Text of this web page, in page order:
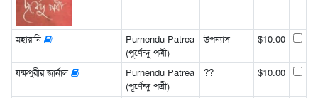
মহারানি
Purnendu Patrea
(পূর্ণেন্দু পত্রী)
উপন্যাস $10.00
যক্ষপুরীর জার্নাল
Purnendu Patrea
(পূর্ণেন্দু পত্রী)
?? $10.00